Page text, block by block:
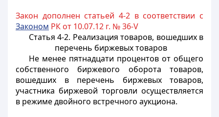
Закон дополнен статьей 4-2 в соответствии с
Законом РК от 10.07.12 г. № 36-V
Статья 4-2. Реализация товаров, вошедших в
перечень биржевых товаров
Не менее пятнадцати процентов от общего
собственного биржевого оборота товаров,
вошедших в перечень биржевых товаров,
участника биржевой торговли осуществляется
в режиме двойного встречного аукциона.